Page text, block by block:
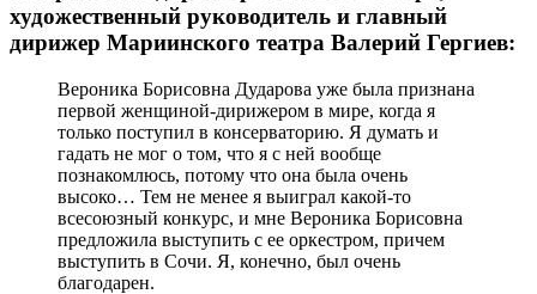
художественный руководитель и главный
дирижер Мариинского театра Валерий Гергиев:
Вероника Борисовна Дударова уже была признана
первой женщиной-дирижером в мире, когда я
только поступил в консерваторию. Я думать и
гадать не мог о том, что я с ней вообще
познакомлюсь, потому что она была очень
высоко… Тем не менее я выиграл какой-то
всесоюзный конкурс, и мне Вероника Борисовна
предложила выступить с ее оркестром, причем
выступить в Сочи. Я, конечно, был очень
благодарен.